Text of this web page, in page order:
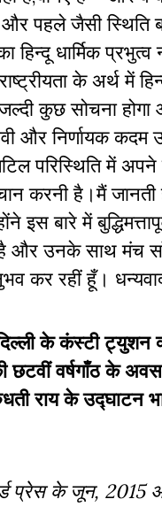
पहले जैसी स्थिति
हिन्दू धार्मिक प्रभुत्व
के अर्थ में
कुछ सोचना होगा
और निर्णायक कदम
परिस्थिति में अपने
करनी है।मैं
इस बारे में
है और उनके साथ मंच
कर रहीं हूँ।
के कंस्टी ट्युशन
छटवीं वर्षगाँठ के
राय के उद्घाटन
प्रेस के जून, 2015